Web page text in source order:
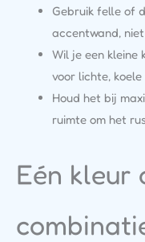
Gebruik felle of
accentwand,
Wil je een kleine
voor lichte,
Houd het bij
ruimte om het
Eén kleur